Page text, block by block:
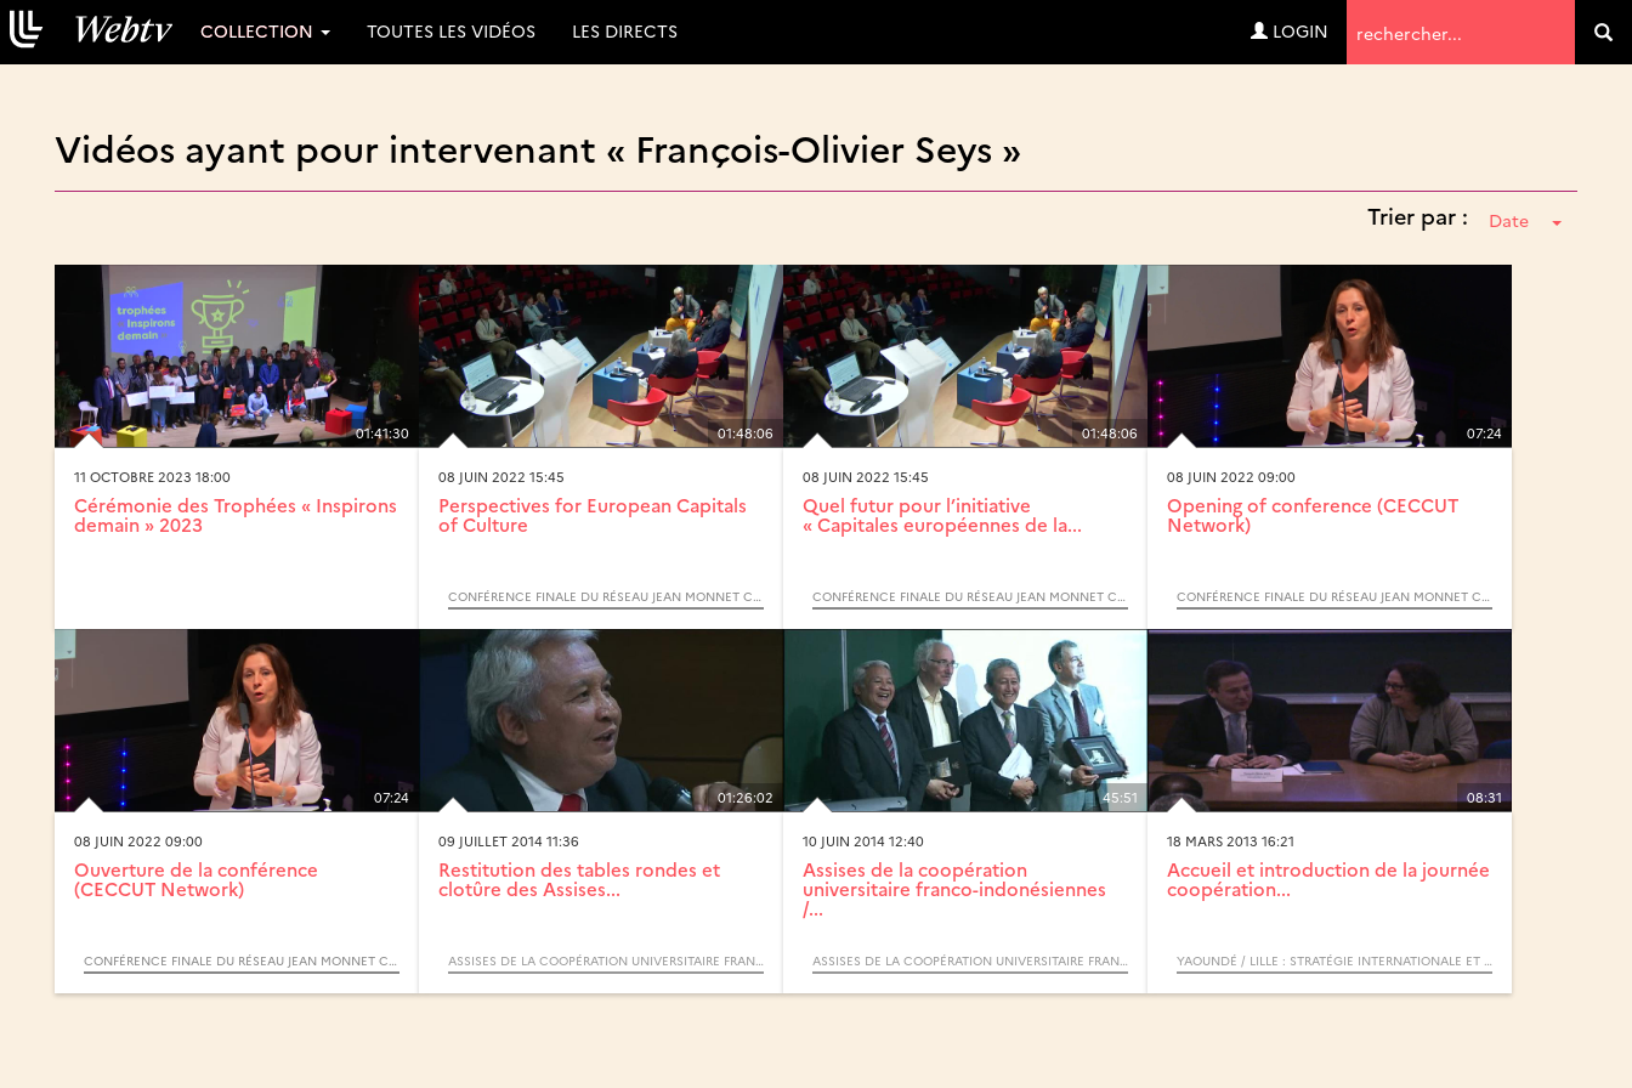
de
recherche
COLLECTION TOUTES LES VIDÉOS LES DIRECTS LOGIN
Vidéos ayant pour intervenant « François-Olivier Seys »
Trier par : Date
01:41:30
11 OCTOBRE 2023 18:00
Cérémonie des Trophées « Inspirons
demain » 2023
01:48:06
08 JUIN 2022 15:45
Perspectives for European Capitals
of Culture
CONFÉRENCE FINALE DU RÉSEAU JEAN MONNET CECCUT (CAPITALES EUROPÉENNES DE LA CULTURE ET COHÉSION URBAINE TRANSFRONTALIÈRE)
01:48:06
08 JUIN 2022 15:45
Quel futur pour l’initiative
« Capitales européennes de la...
CONFÉRENCE FINALE DU RÉSEAU JEAN MONNET CECCUT (CAPITALES EUROPÉENNES DE LA CULTURE ET COHÉSION URBAINE TRANSFRONTALIÈRE)
07:24
08 JUIN 2022 09:00
Opening of conference (CECCUT
Network)
CONFÉRENCE FINALE DU RÉSEAU JEAN MONNET CECCUT (CAPITALES EUROPÉENNES DE LA CULTURE ET COHÉSION URBAINE TRANSFRONTALIÈRE)
07:24
08 JUIN 2022 09:00
Ouverture de la conférence
(CECCUT Network)
CONFÉRENCE FINALE DU RÉSEAU JEAN MONNET CECCUT (CAPITALES EUROPÉENNES DE LA CULTURE ET COHÉSION URBAINE TRANSFRONTALIÈRE)
01:26:02
09 JUILLET 2014 11:36
Restitution des tables rondes et
clotûre des Assises...
ASSISES DE LA COOPÉRATION UNIVERSITAIRE FRANCO-INDONÉSIENNE
45:51
10 JUIN 2014 12:40
Assises de la coopération
universitaire franco-indonésiennes
/...
ASSISES DE LA COOPÉRATION UNIVERSITAIRE FRANCO-INDONÉSIENNE
08:31
18 MARS 2013 16:21
Accueil et introduction de la journée
coopération...
YAOUNDÉ / LILLE : STRATÉGIE INTERNATIONALE ET ACCORD INTER-UNIVERSITÉ